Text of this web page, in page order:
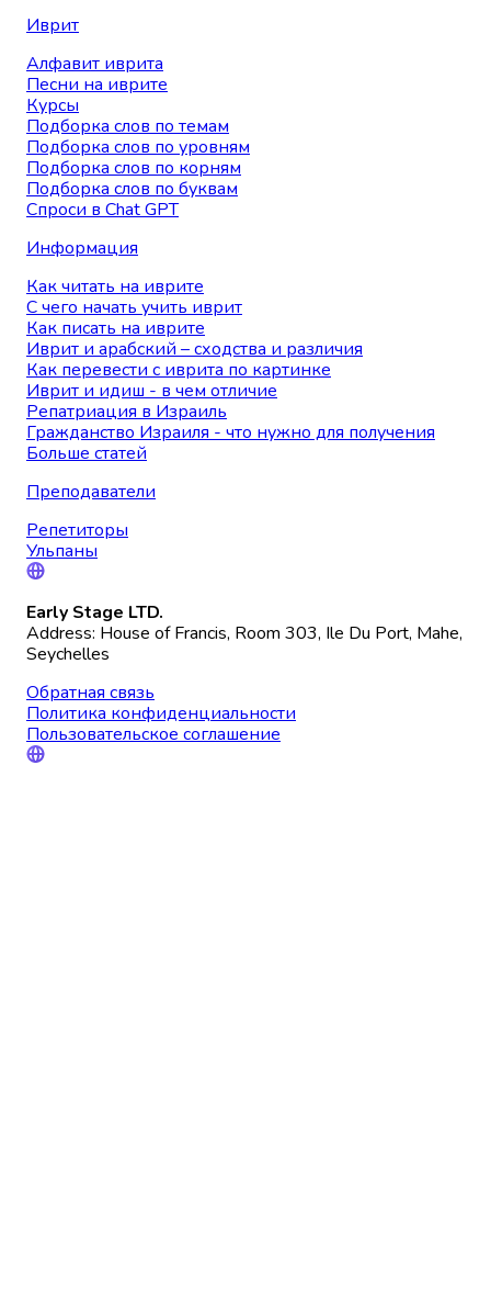
Иврит
Алфавит иврита
Песни на иврите
Курсы
Подборка слов по темам
Подборка слов по уровням
Подборка слов по корням
Подборка слов по буквам
Спроси в Chat GPT
Информация
Как читать на иврите
С чего начать учить иврит
Как писать на иврите
Иврит и арабский – сходства и различия
Как перевести с иврита по картинке
Иврит и идиш - в чем отличие
Репатриация в Израиль
Гражданство Израиля - что нужно для получения
Больше статей
Преподаватели
Репетиторы
Ульпаны
Early Stage LTD.
Address: House of Francis, Room 303, Ile Du Port, Mahe,
Seychelles
Обратная связь
Политика конфиденциальности
Пользовательское соглашение